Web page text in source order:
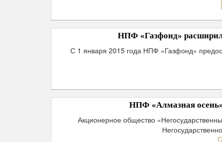
НПФ «Газфонд»
С 1 января 2015 года НПФ «Газфонд»
НПФ «Алмазная
Акционерное общество